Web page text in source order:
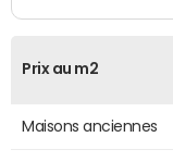
Prix au m2
Maisons anciennes